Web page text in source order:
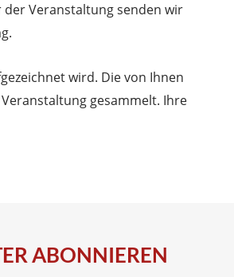
der Veranstaltung senden wir
wird. Die von Ihnen
gesammelt. Ihre
ABONNIEREN